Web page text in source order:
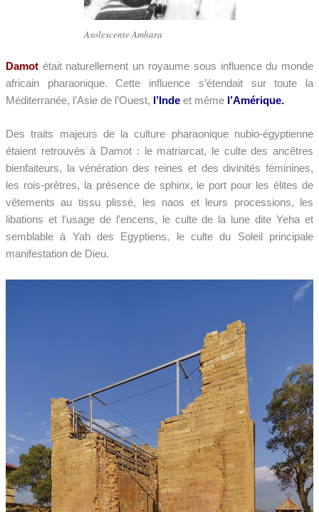
Asolescente Amhara
Damotétait naturellement un royaume sous influence du monde
africain pharaonique. Cette influence s’étendait sur toute la
Méditerranée, l’Asie de l’Ouest,
l’Indeet même l’Amérique.
Des traits majeurs de la culture pharaonique nubio-égyptienne
étaient retrouvés à Damot : le matriarcat, le culte des ancêtres
bienfaiteurs, la vénération des reines et des divinités féminines,
les rois-prêtres, la présence de sphinx, le port pour les élites de
vêtements au tissu plissé, les naos et leurs processions, les
libations et l’usage de l’encens, le culte de la lune dite Yeha et
semblable à Yah des Egyptiens, le culte du Soleil principale
manifestation de Dieu.